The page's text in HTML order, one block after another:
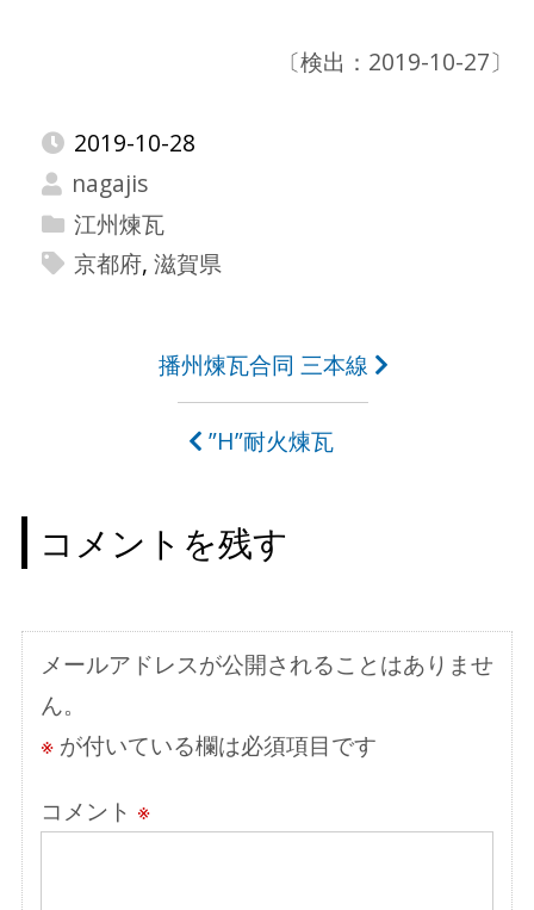
〔検出：2019-10-27〕
2019-10-28
nagajis
江州煉瓦
京都府, 滋賀県
ビ
ゲ
シ
ョ
ン
播州煉瓦合同 三本線
”H”耐火煉瓦
コメントを残す
メールアドレスが公開されることはありませ
ん。
※が付いている欄は必須項目です
コメント ※